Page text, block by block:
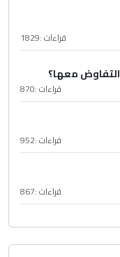
قراءات :1829
معها؟
قراءات :870
قراءات :952
قراءات :867